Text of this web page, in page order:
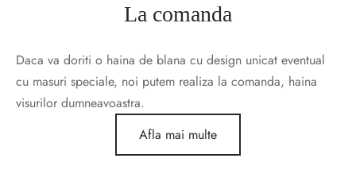
La comanda
Daca va doriti o haina de blana cu design unicat eventual
cu masuri speciale, noi putem realiza la comanda, haina
visurilor dumneavoastra.
Afla mai multe